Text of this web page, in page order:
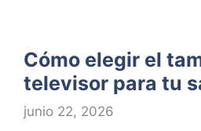
Cómo elegir el
televisor para tu
junio 22, 2026